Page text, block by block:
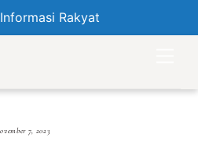
Rakyat
7, 2023